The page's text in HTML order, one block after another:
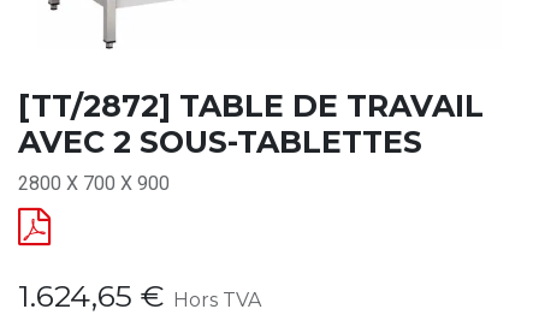
[TT/2872] TABLE DE TRAVAIL
AVEC 2 SOUS-TABLETTES
2800 X 700 X 900
1.624,65 € Hors TVA